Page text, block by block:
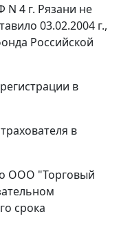
N 4 г. Рязани не
03.02.2004 г.,
Российской
в
в
ООО "Торговый
срока